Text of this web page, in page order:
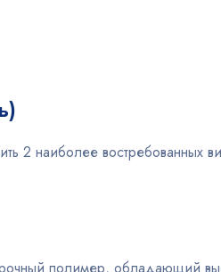
наиболее востребованных